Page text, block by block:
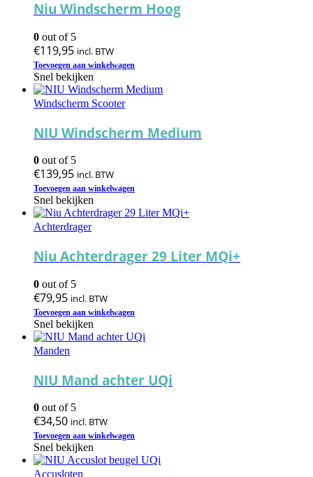
Deze
optie
worden
op
de
productpagina
Niu Windscherm Hoog
0 out of 5
€119,95 incl. BTW
Toevoegen aan winkelwagen
Snel bekijken
Windscherm Scooter
NIU Windscherm Medium
0 out of 5
€139,95 incl. BTW
Toevoegen aan winkelwagen
Snel bekijken
Achterdrager
Niu Achterdrager 29 Liter MQi+
0 out of 5
€79,95 incl. BTW
Toevoegen aan winkelwagen
Snel bekijken
Manden
NIU Mand achter UQi
0 out of 5
€34,50 incl. BTW
Toevoegen aan winkelwagen
Snel bekijken
Accusloten